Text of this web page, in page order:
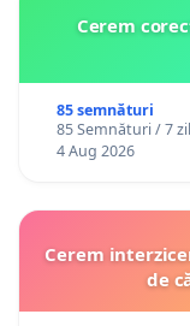
Cerem
85 semnături
85 Semnături / 7
4 Aug 2026
Cerem
de